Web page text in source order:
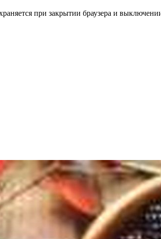
при закрытии браузера и